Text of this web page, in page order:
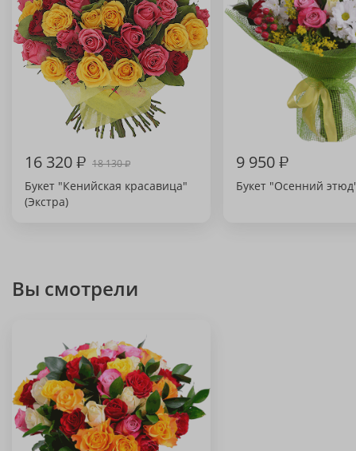
16 320₽ 18 130₽
Букет "Кенийская красавица"
(Экстра)
9 950₽
Букет "Осенний
Вы смотрели